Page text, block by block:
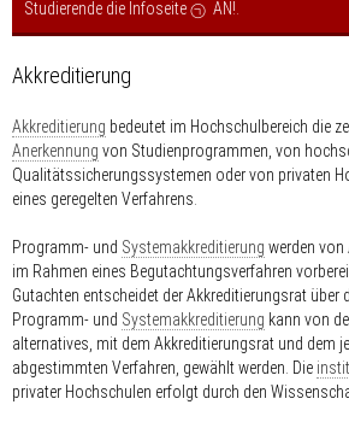
Studierende die Infoseite
AN!
Akkreditierung
Akkreditierung bedeutet im Hochschulbereich die
Anerkennung von Studienprogrammen, von
Qualitätssicherungssystemen oder von privaten
eines geregelten Verfahrens.
Programm- und Systemakkreditierung werden von
im Rahmen eines Begutachtungsverfahren
Gutachten entscheidet der Akkreditierungsrat über
Programm- und Systemakkreditierung kann von
alternatives, mit dem Akkreditierungsrat und dem
abgestimmten Verfahren, gewählt werden. Die
privater Hochschulen erfolgt durch den